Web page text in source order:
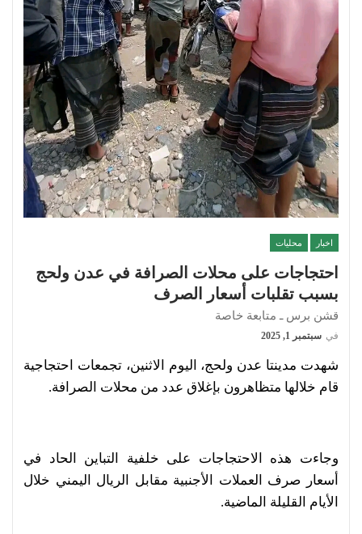
اخبار محليات
احتجاجات على محلات الصرافة في عدن ولحج
بسبب تقلبات أسعار الصرف
قشن برس ـ متابعة خاصة
في سبتمبر 1, 2025
شهدت مدينتا عدن ولحج، اليوم الاثنين، تجمعات احتجاجية
قام خلالها متظاهرون بإغلاق عدد من محلات الصرافة.
وجاءت هذه الاحتجاجات على خلفية التباين الحاد في
أسعار صرف العملات الأجنبية مقابل الريال اليمني خلال
الأيام القليلة الماضية.